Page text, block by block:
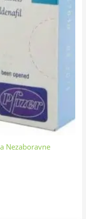
Nezaboravne